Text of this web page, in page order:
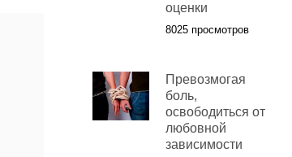
оценки
8025 просмотров
Превозмогая
боль,
освободиться от
любовной
зависимости